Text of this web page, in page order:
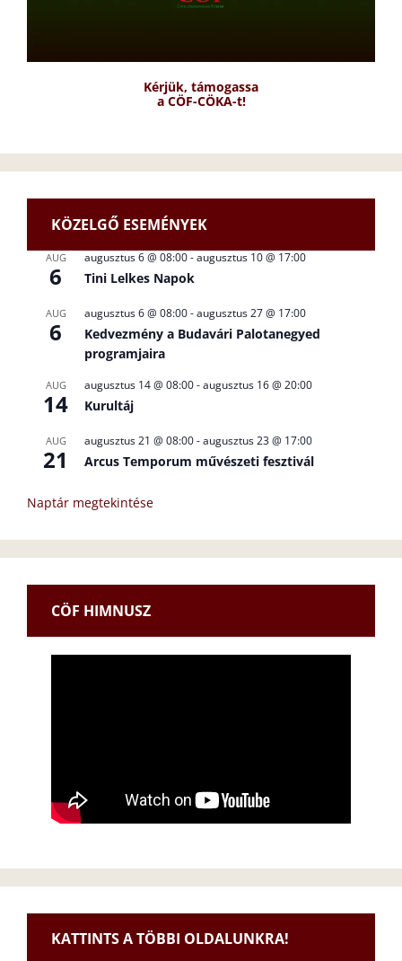
Kérjük, támogassa
a CÖF-CÖKA-t!
KÖZELGŐ ESEMÉNYEK
AUG
6
augusztus 6 @ 08:00-augusztus 10 @ 17:00
Tini Lelkes Napok
AUG
6
augusztus 6 @ 08:00-augusztus 27 @ 17:00
Kedvezmény a Budavári Palotanegyed
programjaira
AUG
14
augusztus 14 @ 08:00-augusztus 16 @ 20:00
Kurultáj
AUG
21
augusztus 21 @ 08:00-augusztus 23 @ 17:00
Arcus Temporum művészeti fesztivál
Naptár megtekintése
CÖF HIMNUSZ
KATTINTS A TÖBBI OLDALUNKRA!